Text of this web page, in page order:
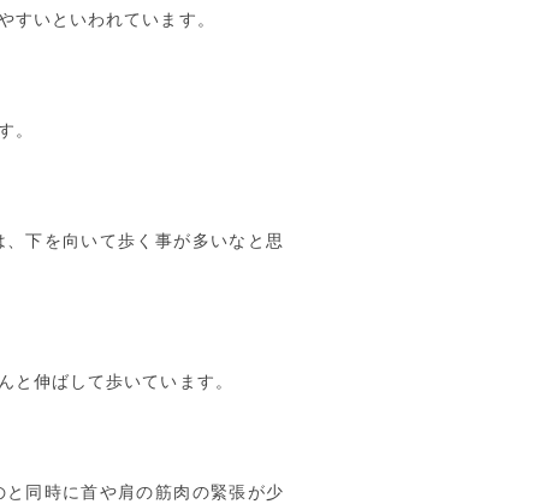
すいといわれています。
。
下を向いて歩く事が多いなと思
と伸ばして歩いています。
同時に首や肩の筋肉の緊張が少